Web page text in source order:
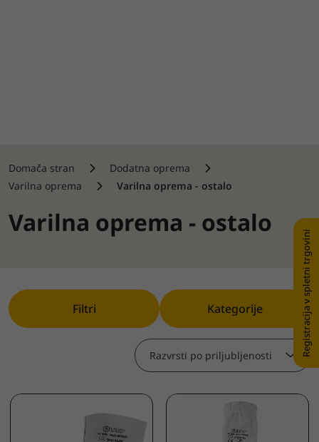
Domača stran
Dodatna oprema
Varilna oprema
Varilna oprema - ostalo
Varilna oprema - ostalo
Filtri Kategorije
Razvrsti po priljubljenosti Registracija v spletni trgovini